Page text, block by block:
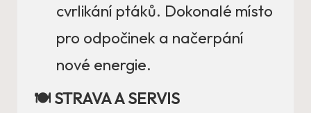
cvrlikání ptáků. Dokonalé místo
pro odpočinek a načerpání
nové energie.
🍽️ STRAVA A SERVIS